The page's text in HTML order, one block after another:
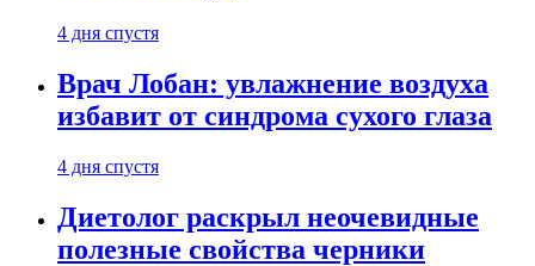
4 дня спустя
Врач Лобан: увлажнение воздуха
избавит от синдрома сухого глаза
4 дня спустя
Диетолог раскрыл неочевидные
полезные свойства черники